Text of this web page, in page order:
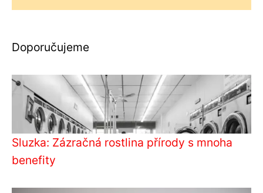
Doporučujeme
Sluzka: Zázračná rostlina přírody s mnoha
benefity